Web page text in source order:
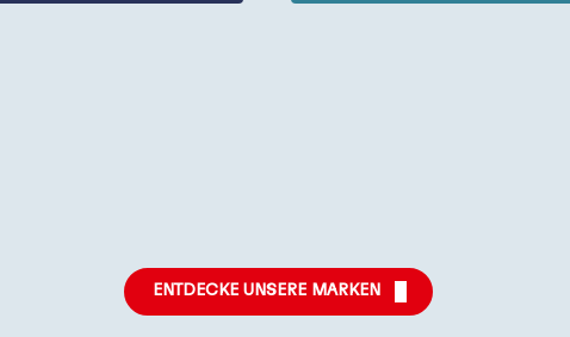
ENTDECKE UNSERE MARKEN